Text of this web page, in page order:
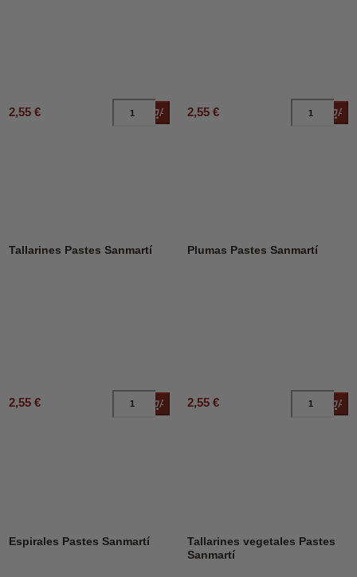
2,55 € Añadir al carrito
2,55 €
Tallarines Pastes Sanmartí
2,55 € Añadir al carrito
Plumas Pastes Sanmartí
2,55 €
Espirales Pastes Sanmartí
Tallarines vegetales Pastes
Sanmartí